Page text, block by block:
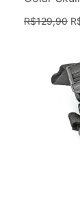
R$129,90